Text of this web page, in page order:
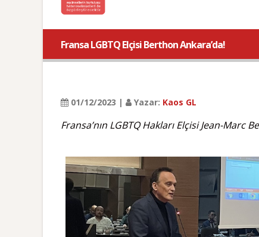
Fransa LGBTQ Elçisi Berthon Ankara’da!
01/12/2023 | Yazar: Kaos GL
Fransa’nın LGBTQ Hakları Elçisi Jean-Marc